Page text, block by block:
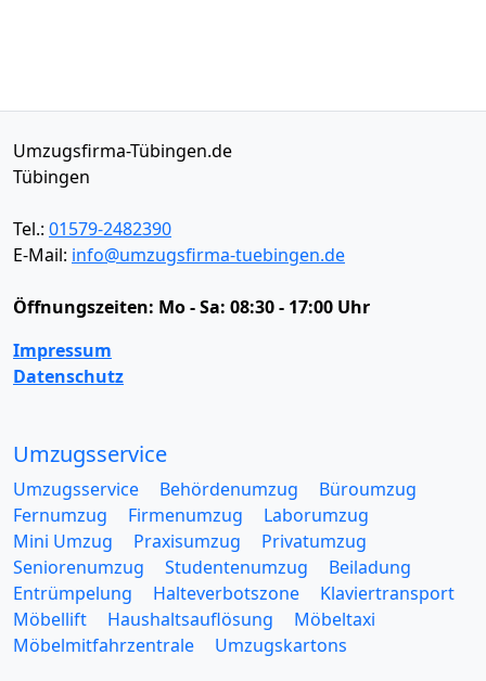
Umzugsfirma-Tübingen.de
Tübingen
Tel.: 01579-2482390
E-Mail: info@umzugsfirma-tuebingen.de
Öffnungszeiten: Mo - Sa: 08:30 - 17:00 Uhr
Impressum
Datenschutz
Umzugsservice
Umzugsservice Behördenumzug
Büroumzug
Fernumzug
Firmenumzug
Laborumzug
Mini Umzug
Praxisumzug
Privatumzug
Seniorenumzug
Studentenumzug
Beiladung
Entrümpelung
Halteverbotszone
Klaviertransport
Möbellift
Haushaltsauflösung
Möbeltaxi
Möbelmitfahrzentrale
Umzugskartons